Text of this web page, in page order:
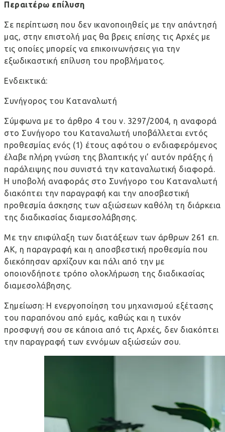
Περαιτέρω επίλυση
Σε περίπτωση που δεν ικανοποιηθείς με την απάντησή
μας, στην επιστολή μας θα βρεις επίσης τις Αρχές με
τις οποίες μπορείς να επικοινωνήσεις για την
εξωδικαστική επίλυση του προβλήματος.
Ενδεικτικά:
Συνήγορος του Καταναλωτή
Σύμφωνα με το άρθρο 4 του ν. 3297/2004, η αναφορά
στο Συνήγορο του Καταναλωτή υποβάλλεται εντός
προθεσμίας ενός (1) έτους αφότου ο ενδιαφερόμενος
έλαβε πλήρη γνώση της βλαπτικής γι’ αυτόν πράξης ή
παράλειψης που συνιστά την καταναλωτική διαφορά.
Η υποβολή αναφοράς στο Συνήγορο του Καταναλωτή
διακόπτει την παραγραφή και την αποσβεστική
προθεσμία άσκησης των αξιώσεων καθόλη τη διάρκεια
της διαδικασίας διαμεσολάβησης.
Με την επιφύλαξη των διατάξεων των άρθρων 261 επ.
ΑΚ, η παραγραφή και η αποσβεστική προθεσμία που
διεκόπησαν αρχίζουν και πάλι από την με
οποιονδήποτε τρόπο ολοκλήρωση της διαδικασίας
διαμεσολάβησης.
Σημείωση: Η ενεργοποίηση του μηχανισμού εξέτασης
του παραπόνου από εμάς, καθώς και η τυχόν
προσφυγή σου σε κάποια από τις Αρχές, δεν διακόπτει
την παραγραφή των εννόμων αξιώσεών σου.